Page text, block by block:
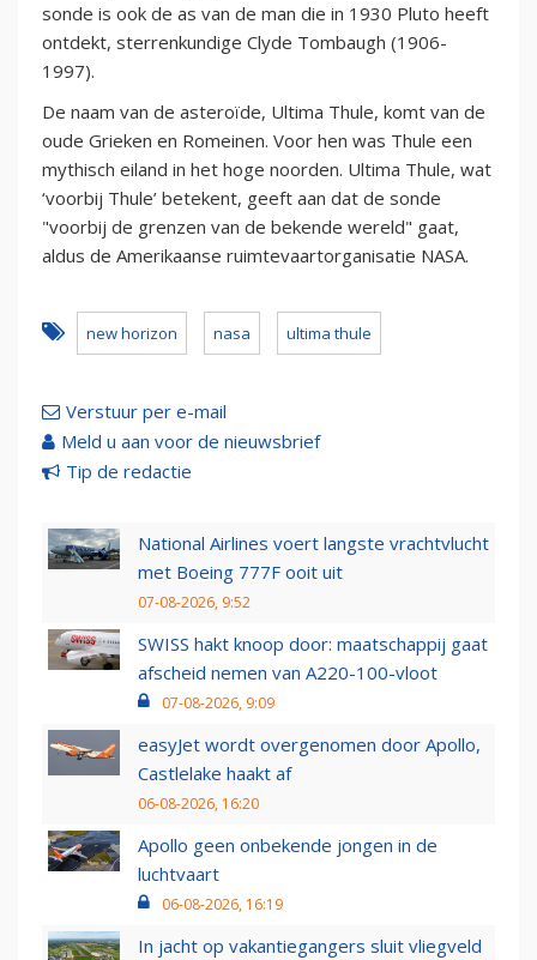
sonde is ook de as van de man die in 1930 Pluto heeft
ontdekt, sterrenkundige Clyde Tombaugh (1906-
1997).
De naam van de asteroïde, Ultima Thule, komt van de
oude Grieken en Romeinen. Voor hen was Thule een
mythisch eiland in het hoge noorden. Ultima Thule, wat
‘voorbij Thule’ betekent, geeft aan dat de sonde
"voorbij de grenzen van de bekende wereld" gaat,
aldus de Amerikaanse ruimtevaartorganisatie NASA.
new horizon nasa ultima thule
Verstuur per e-mail
Meld u aan voor de nieuwsbrief
Tip de redactie
National Airlines voert langste vrachtvlucht
met Boeing 777F ooit uit
07-08-2026, 9:52
SWISS hakt knoop door: maatschappij gaat
afscheid nemen van A220-100-vloot
07-08-2026, 9:09
easyJet wordt overgenomen door Apollo,
Castlelake haakt af
06-08-2026, 16:20
Apollo geen onbekende jongen in de
luchtvaart
06-08-2026, 16:19
In jacht op vakantiegangers sluit vliegveld